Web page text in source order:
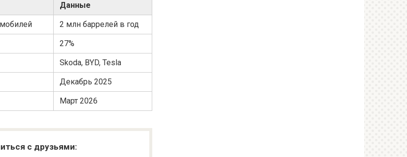
Данные
2 млн баррелей в год
27%
Skoda, BYD, Tesla
Декабрь 2025
Март 2026
с друзьями: